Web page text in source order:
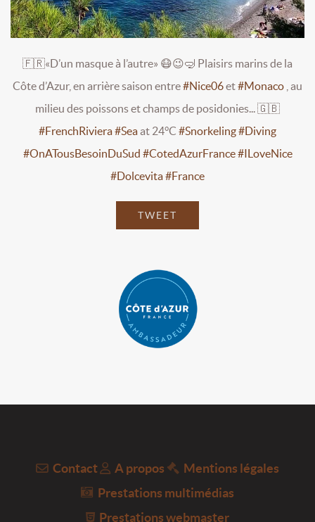
🇫🇷«D’un masque à l’autre» 😷😉🤿 Plaisirs marins de la
Côte d’Azur, en arrière saison entre#Nice06et#Monaco , au
milieu des poissons et champs de posidonies... 🇬🇧
#FrenchRiviera#Seaat 24°C #Snorkeling#Diving
#OnATousBesoinDuSud #CotedAzurFrance#ILoveNice
#Dolcevita#France
TWEET
Contact A propos
Mentions légales
Prestations multimédias
Prestations webmaster